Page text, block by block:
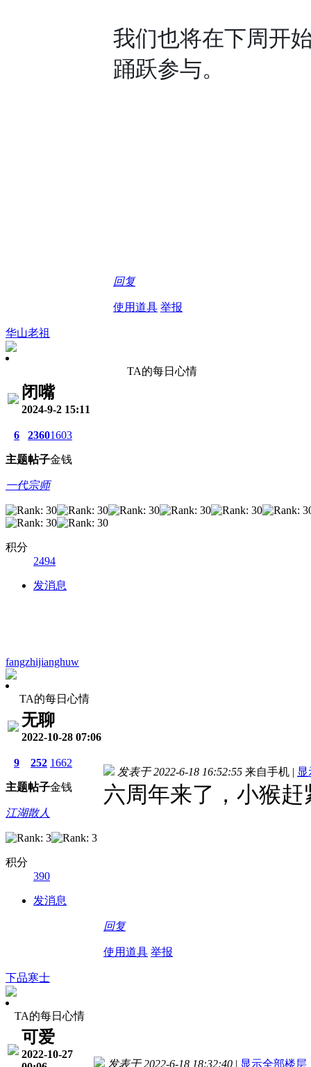
我们也将在下周开
踊跃参与。
回复
使用道具 举报
华山老祖
TA的每日心情
闭嘴
2024-9-2 15:11
6
主题
2360
帖子
1603
金钱
一代宗师
积分
2494
发消息
fangzhijianghuw
TA的每日心情
无聊
2022-10-28 07:06
9
主题
252
帖子
1662
金钱
江湖散人
积分
390
发消息
发表于 2022-6-18 16:52:55 来自手机 |
六周年来了，小猴赶
回复
使用道具 举报
下品寒士
TA的每日心情
可爱
2022-10-27
发表于 2022-6-18 18:32:40 | 显示全部楼层